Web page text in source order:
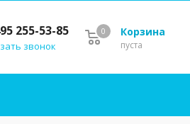
Корзина
пуста
0
255-53-85
звонок